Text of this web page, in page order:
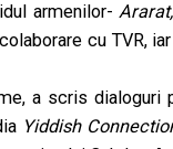
armenilor- Ararat,
cu TVR,
a scris dialoguri
Yiddish